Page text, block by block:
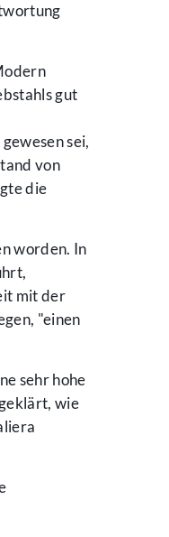
gut
sei,
von
die
worden. In
mit der
"einen
sehr hohe
wie